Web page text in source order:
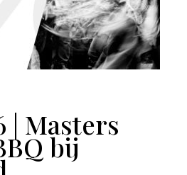
| Masters
bij